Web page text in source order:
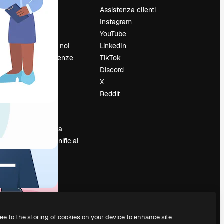
Prezzi
Chi siamo
Recensioni
Lavora con noi
Cerca tendenze
Blog
Eventi
Sala stampa
Cerchi magnific.ai
Assistenza clienti
Instagram
YouTube
LinkedIn
TikTok
Discord
X
Reddit
to the storing of cookies on your device to enhance site